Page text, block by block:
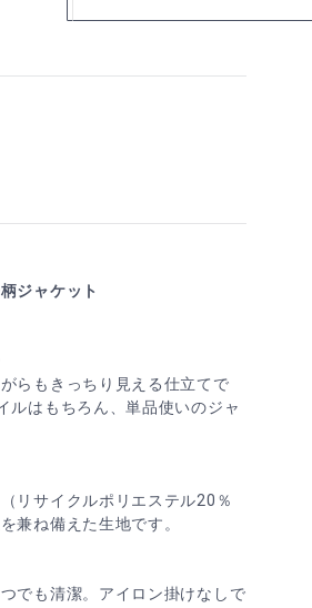
ジャケット
らもきっちり見える仕立てで
ルはもちろん、単品使いのジャ
リサイクルポリエステル20％
兼ね備えた生地です。
でも清潔。アイロン掛けなしで